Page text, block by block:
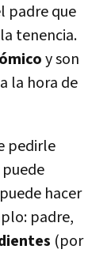
padre que
tenencia.
y son
la hora de
pedirle
hacer
padre,
(por